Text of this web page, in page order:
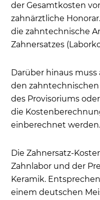
der Gesamtkosten
zahnärztliche
die zahntechnische
Zahnersatzes
Darüber hinaus muss
den
des Provisoriums
die
einberechnet werden.
Die Zahnersatz-
Zahnlabor und der
Keramik.
einem deutschen